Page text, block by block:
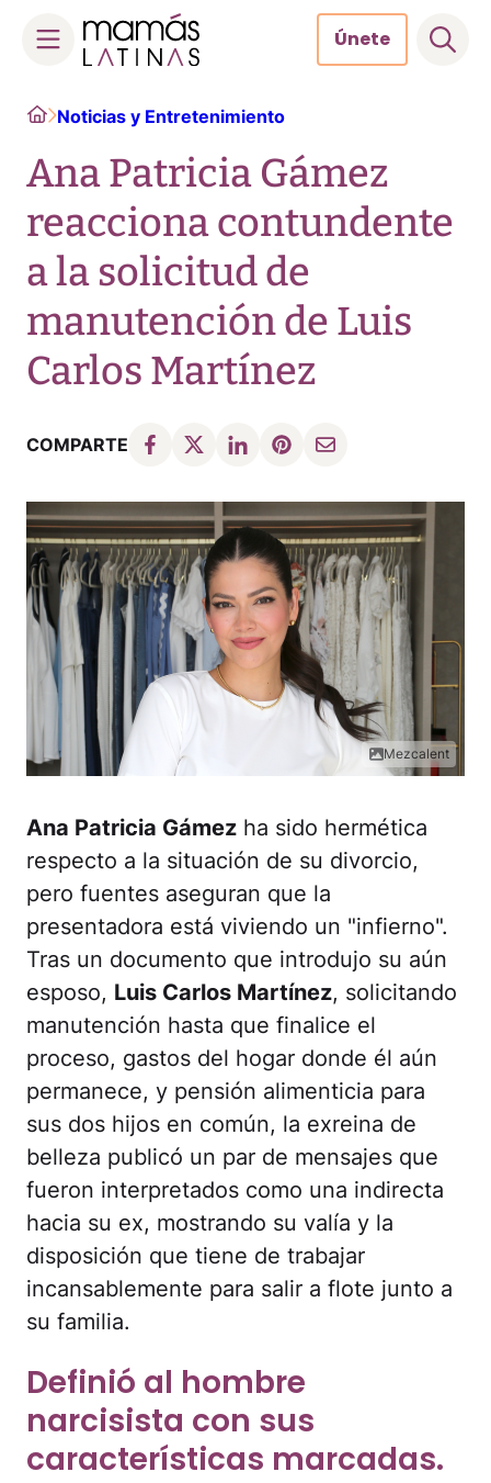
content
Únete
HomeNoticias y Entretenimiento
Ana Patricia Gámez
reacciona contundente
a la solicitud de
manutención de Luis
Carlos Martínez
COMPARTE
Mezcalent
Ana Patricia Gámez ha sido hermética
respecto a la situación de su divorcio,
pero fuentes aseguran que la
presentadora está viviendo un "infierno".
Tras un documento que introdujo su aún
esposo, Luis Carlos Martínez, solicitando
manutención hasta que finalice el
proceso, gastos del hogar donde él aún
permanece, y pensión alimenticia para
sus dos hijos en común, la exreina de
belleza publicó un par de mensajes que
fueron interpretados como una indirecta
hacia su ex, mostrando su valía y la
disposición que tiene de trabajar
incansablemente para salir a flote junto a
su familia.
Definió al hombre
narcisista con sus
características marcadas.